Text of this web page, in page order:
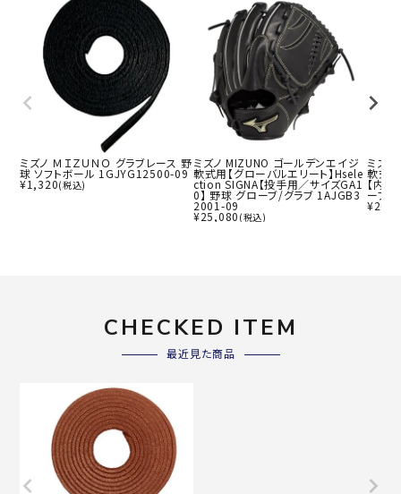
ミズノ ＭＩＺＵＮＯ グラブレース 野
球 ソフトボール 1GJYG12500-09
¥1,320(税込)
ミズノ MIZUNO ゴールデンエイジ
軟式用【グローバルエリート】Hsele
ction SIGNA【投手用／サイズGA1
0】 野球 グローブ/グラブ 1AJGB3
2001-09
¥25,080 (税込)
ミズ
軟式用
【内
ーブ/
¥
CHECKED ITEM
最近見た商品